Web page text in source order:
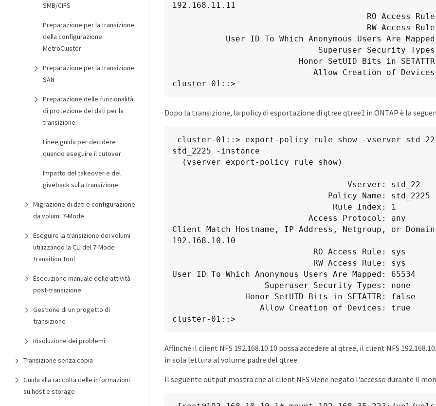
SMB/CIFS
Preparazione per la transizione
della configurazione
MetroCluster
Preparazione per la transizione
SAN
Preparazione delle funzionalità
di protezione dei dati per la
transizione
Linee guida per decidere
quando eseguire il cutover
Impatto del takeover e del
giveback sulla transizione
Migrazione di dati e configurazione
da volumi 7-Mode
Eseguire la transizione dei volumi
utilizzando la CLI del 7-Mode
Transition Tool
Esecuzione manuale delle attività
post-transizione
Gestione di un progetto di
transizione
Risoluzione dei problemi
Transizione senza copia
Guida alla raccolta delle informazioni
su host e storage
192.168.11.11
cluster-01::>
Dopo la transizione, la policy di esportazione di qtree qtree1 in ONTAP è la
std_2225 -instance
Client Match Hostname, IP Address, Netgroup, or
192.168.10.10
User ID To Which Anonymous Users Are Mapped: 65534
cluster-01::>
Affinché il client NFS 192.168.10.10 possa accedere al qtree, il client NFS
in sola lettura al volume padre del qtree.
Il seguente output mostra che al client NFS viene negato l'accesso durante il